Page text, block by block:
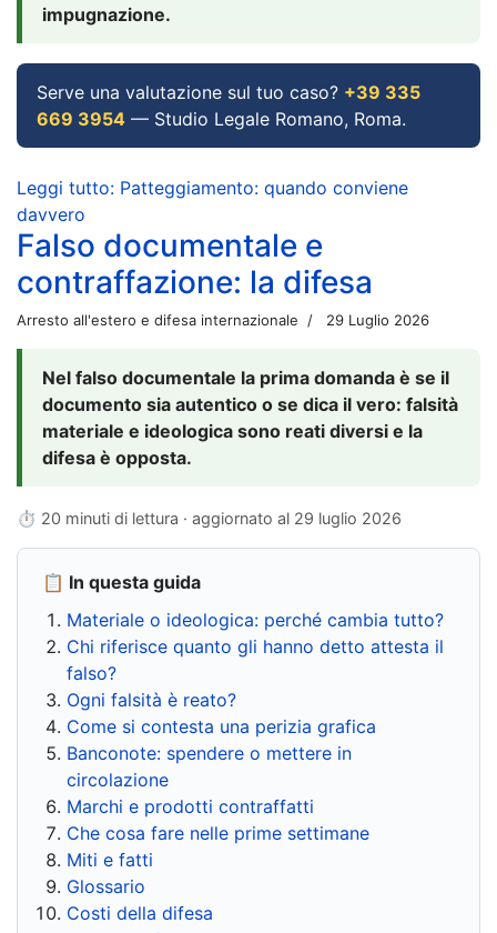
impugnazione.
Serve una valutazione sul tuo caso? +39 335
669 3954 — Studio Legale Romano, Roma.
Leggi tutto: Patteggiamento: quando conviene
davvero
Falso documentale e
contraffazione: la difesa
Arresto all'estero e difesa internazionale 29 Luglio 2026
Nel falso documentale la prima domanda è se il
documento sia autentico o se dica il vero: falsità
materiale e ideologica sono reati diversi e la
difesa è opposta.
⏱ 20 minuti di lettura · aggiornato al 29 luglio 2026
📋 In questa guida
Materiale o ideologica: perché cambia tutto?
Chi riferisce quanto gli hanno detto attesta il
falso?
Ogni falsità è reato?
Come si contesta una perizia grafica
Banconote: spendere o mettere in
circolazione
Marchi e prodotti contraffatti
Che cosa fare nelle prime settimane
Miti e fatti
Glossario
Costi della difesa